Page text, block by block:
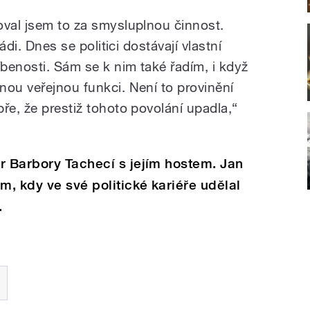
jsem to za smysluplnou činnost.
Dnes se politici dostávají vlastní
Sám se k nim také řadím, i když
veřejnou funkci. Není to provinění
že prestiž tohoto povolání upadla,“
Barbory Tachecí s jejím hostem. Jan
kdy ve své politické kariéře udělal